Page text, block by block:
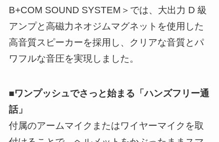
B+COM SOUND SYSTEM＞では、大出力 D 級
アンプと高磁力ネオジムマグネットを使用した
高音質スピーカーを採用し、クリアな音質とパ
ワフルな音圧を実現しました。
■ワンプッシュでさっと始まる「ハンズフリー通
話」
付属のアームマイクまたはワイヤーマイクを取